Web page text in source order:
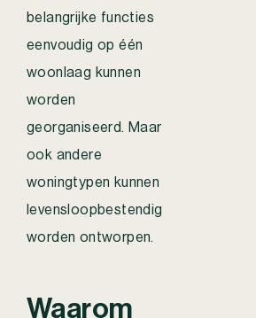
belangrijke functies
eenvoudig op één
woonlaag kunnen
worden
georganiseerd. Maar
ook andere
woningtypen kunnen
levensloopbestendig
worden ontworpen.
Waarom